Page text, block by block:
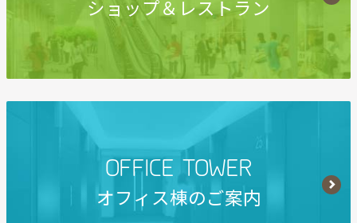
ショップ＆レストラン
OFFICE TOWER
オフィス棟のご案内